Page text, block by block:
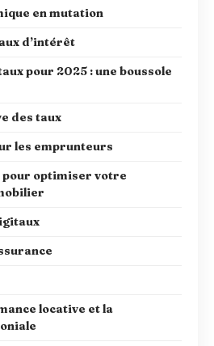
en mutation
d’intérêt
pour 2025 : une boussole
des taux
les emprunteurs
pour optimiser votre
locative et la